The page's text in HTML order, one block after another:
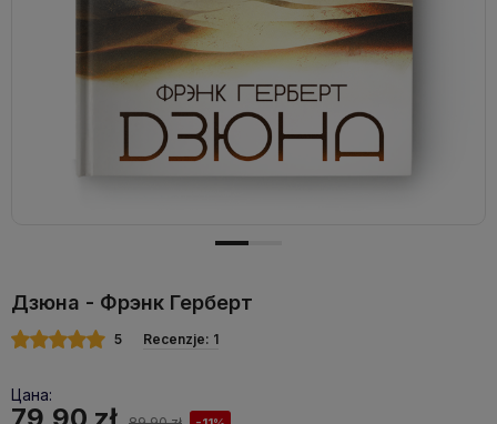
Дзюна - Фрэнк Герберт
5 Recenzje: 1
Цана: